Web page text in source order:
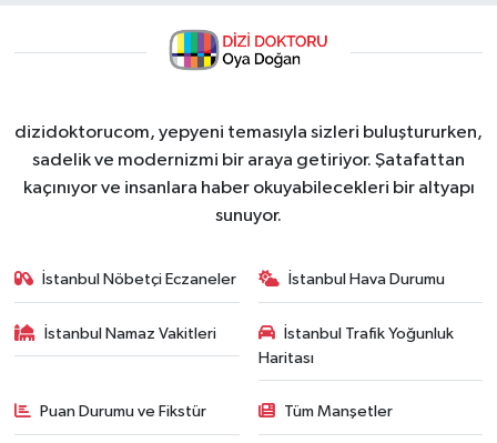
dizidoktorucom, yepyeni temasıyla sizleri buluştururken,
sadelik ve modernizmi bir araya getiriyor. Şatafattan
kaçınıyor ve insanlara haber okuyabilecekleri bir altyapı
sunuyor.
İstanbul Nöbetçi Eczaneler İstanbul Hava Durumu
İstanbul Namaz Vakitleri
İstanbul Trafik Yoğunluk
Haritası
Puan Durumu ve Fikstür Tüm Manşetler